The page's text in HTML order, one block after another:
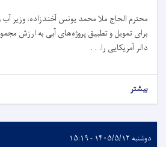
محترم الحاج ملا محمد یونس آخندزاده، وزیر
برای تمویل و تطبیق پروژه‌های آبی به ارزش
دالر آمریکایی را. . .
بیشتر
دوشنبه ۱۴۰۵/۵/۱۲ - ۱۵:۱۹